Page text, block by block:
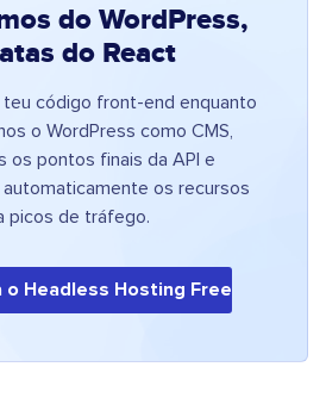
do WordPress,
do React
código front-end enquanto
o WordPress como CMS,
os pontos finais da API e
os recursos
picos de tráfego.
o Headless Hosting Free